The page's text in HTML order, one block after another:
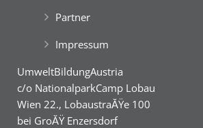
Partner
Impressum
UmweltBildungAustria
c/o NationalparkCamp Lobau
Wien 22., LobaustraĂŸe 100
bei GroĂŸ Enzersdorf